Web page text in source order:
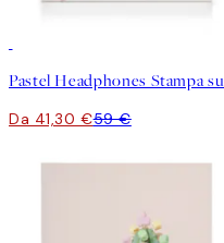
Da 41,30 €59 €